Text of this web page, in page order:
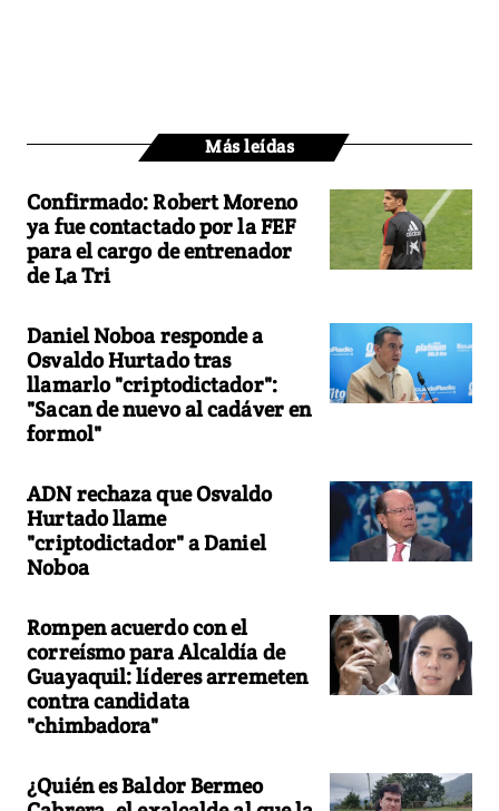
Más leídas
Confirmado: Robert Moreno
ya fue contactado por la FEF
para el cargo de entrenador
de La Tri
Daniel Noboa responde a
Osvaldo Hurtado tras
llamarlo "criptodictador":
"Sacan de nuevo al cadáver en
formol"
ADN rechaza que Osvaldo
Hurtado llame
"criptodictador" a Daniel
Noboa
Rompen acuerdo con el
correísmo para Alcaldía de
Guayaquil: líderes arremeten
contra candidata
"chimbadora"
¿Quién es Baldor Bermeo